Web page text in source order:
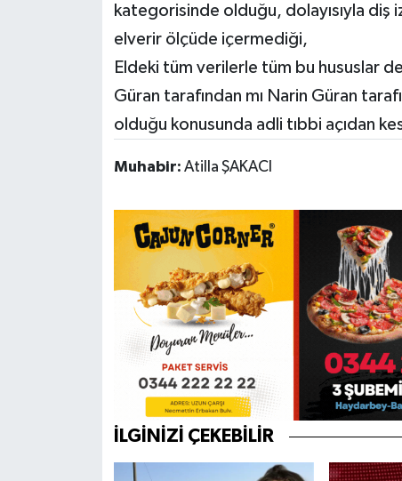
kategorisinde olduğu, dolayısıyla diş
elverir ölçüde içermediği,
Eldeki tüm verilerle tüm bu hususlar
Güran tarafından mı Narin Güran
olduğu konusunda adli tıbbi açıdan
Muhabir: Atilla ŞAKACI